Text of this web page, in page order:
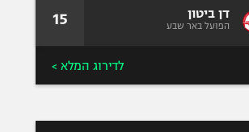
דן ביטון
הפועל באר שבע 15
לדירוג המלא >